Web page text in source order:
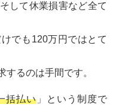
して休業損害など全て
でも120万円ではとて
するのは手間です。
括払い」という制度で